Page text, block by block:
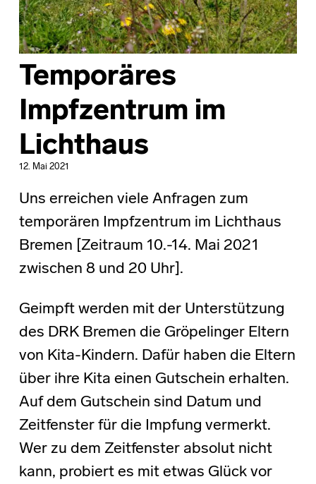
Temporäres
Impfzentrum im
Lichthaus
12. Mai 2021
Uns erreichen viele Anfragen zum
temporären Impfzentrum im Lichthaus
Bremen [Zeitraum 10.-14. Mai 2021
zwischen 8 und 20 Uhr].
Geimpft werden mit der Unterstützung
des DRK Bremen die Gröpelinger Eltern
von Kita-Kindern. Dafür haben die Eltern
über ihre Kita einen Gutschein erhalten.
Auf dem Gutschein sind Datum und
Zeitfenster für die Impfung vermerkt.
Wer zu dem Zeitfenster absolut nicht
kann, probiert es mit etwas Glück vor